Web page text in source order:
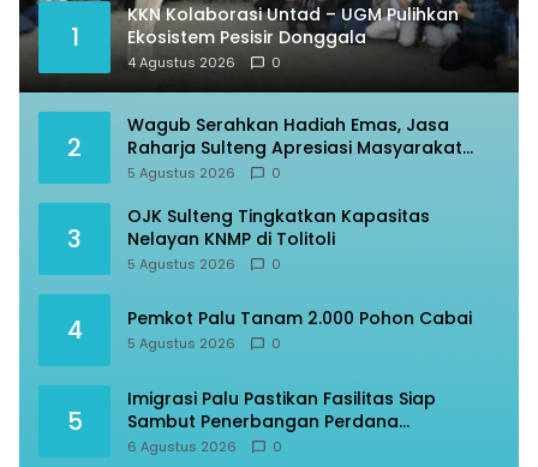
1
KKN Kolaborasi Untad – UGM Pulihkan
Ekosistem Pesisir Donggala
4 Agustus 2026 0
2
Wagub Serahkan Hadiah Emas, Jasa
Raharja Sulteng Apresiasi Masyarakat
Taat Pajak
5 Agustus 2026 0
3
OJK Sulteng Tingkatkan Kapasitas
Nelayan KNMP di Tolitoli
5 Agustus 2026 0
4 Pemkot Palu Tanam 2.000 Pohon Cabai
5 Agustus 2026 0
5
Imigrasi Palu Pastikan Fasilitas Siap
Sambut Penerbangan Perdana
Internasional
6 Agustus 2026 0